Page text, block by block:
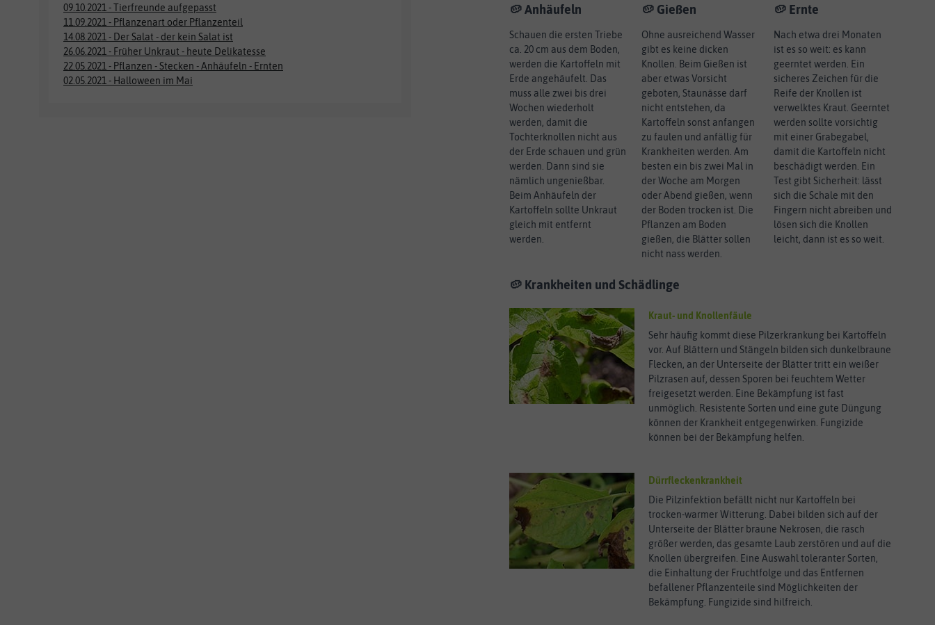
02.05.2021 - Halloween im Mai
22.05.2021 - Pflanzen - Stecken - Anhäufeln - Ernten
26.06.2021 - Früher Unkraut - heute Delikatesse
14.08.2021 - Der Salat - der kein Salat ist
11.09.2021 - Pflanzenart oder Pflanzenteil
09.10.2021 - Tierfreunde aufgepasst 🥔 Anhäufeln
Schauen die ersten Triebe
ca. 20 cm aus dem Boden,
werden die Kartoffeln mit
Erde angehäufelt. Das
muss alle zwei bis drei
Wochen wiederholt
werden, damit die
Tochterknollen nicht aus
der Erde schauen und grün
werden. Dann sind sie
nämlich ungenießbar.
Beim Anhäufeln der
Kartoffeln sollte Unkraut
gleich mit entfernt
werden.
🥔 Gießen
Ohne ausreichend Wasser
gibt es keine dicken
Knollen. Beim Gießen ist
aber etwas Vorsicht
geboten, Staunässe darf
nicht entstehen, da
Kartoffeln sonst anfangen
zu faulen und anfällig für
Krankheiten werden. Am
besten ein bis zwei Mal in
der Woche am Morgen
oder Abend gießen, wenn
der Boden trocken ist. Die
Pflanzen am Boden
gießen, die Blätter sollen
nicht nass werden.
🥔 Ernte
Nach etwa drei Monaten
ist es so weit: es kann
geerntet werden. Ein
sicheres Zeichen für die
Reife der Knollen ist
verwelktes Kraut. Geerntet
werden sollte vorsichtig
mit einer Grabegabel,
damit die Kartoffeln nicht
beschädigt werden. Ein
Test gibt Sicherheit: lässt
sich die Schale mit den
Fingern nicht abreiben und
lösen sich die Knollen
leicht, dann ist es so weit.
🥔 Krankheiten und Schädlinge
Kraut- und Knollenfäule
Sehr häufig kommt diese Pilzerkrankung bei Kartoffeln
vor. Auf Blättern und Stängeln bilden sich dunkelbraune
Flecken, an der Unterseite der Blätter tritt ein weißer
Pilzrasen auf, dessen Sporen bei feuchtem Wetter
freigesetzt werden. Eine Bekämpfung ist fast
unmöglich. Resistente Sorten und eine gute Düngung
können der Krankheit entgegenwirken. Fungizide
können bei der Bekämpfung helfen.
Dürrfleckenkrankheit
Die Pilzinfektion befällt nicht nur Kartoffeln bei
trocken-warmer Witterung. Dabei bilden sich auf der
Unterseite der Blätter braune Nekrosen, die rasch
größer werden, das gesamte Laub zerstören und auf die
Knollen übergreifen. Eine Auswahl toleranter Sorten,
die Einhaltung der Fruchtfolge und das Entfernen
befallener Pflanzenteile sind Möglichkeiten der
Bekämpfung. Fungizide sind hilfreich.